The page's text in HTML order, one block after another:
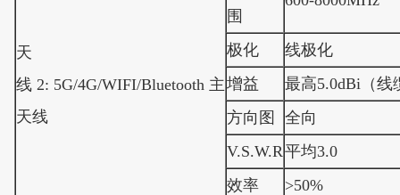
天
线 2: 5G/4G/WIFI/Bluetooth 主
天线
围
极化
线极化
增益
最高5.0dBi（线
方向图
全向
V.S.W.R平均3.0
效率
>50%